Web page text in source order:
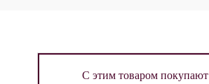
С этим товаром покупают